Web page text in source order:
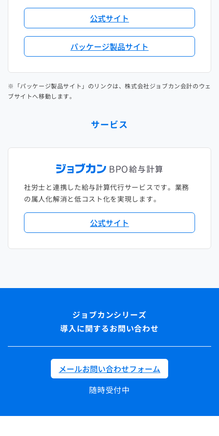
公式サイト
パッケージ製品サイト
※「パッケージ製品サイト」のリンクは、株式会社ジョブカン会計のウェ
ブサイトへ移動します。
サービス
社労士と連携した給与計算代行サービスです。業務
の属人化解消と低コスト化を実現します。
公式サイト
導入に関するお問い合わせ
メールお問い合わせフォーム
随時受付中